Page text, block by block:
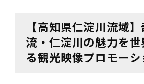
【高知県仁淀川流域
流・仁淀川の魅力を世
る観光映像プロモーシ